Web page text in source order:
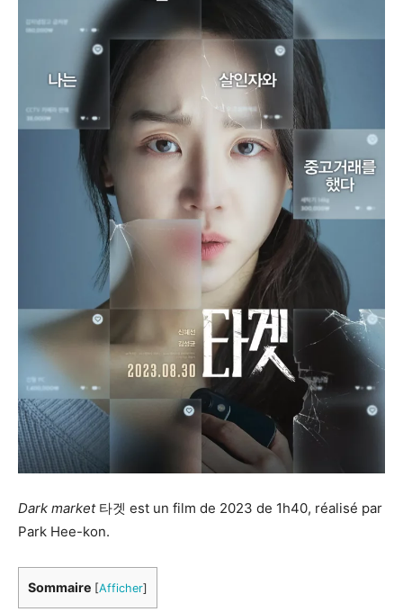
Dark market타겟 est un film de 2023 de 1h40, réalisé par
Park Hee-kon.
Sommaire [Afficher]